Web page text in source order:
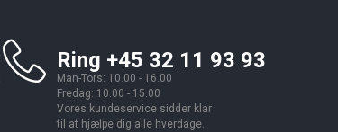
Ring +45 32 11 93 93
Man-Tors: 10.00 - 16.00
Fredag: 10.00 - 15.00
Vores kundeservice sidder klar
til at hjælpe dig alle hverdage.